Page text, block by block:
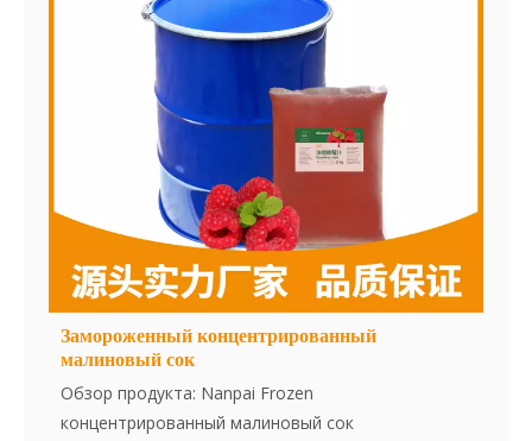
Замороженный концентрированный
малиновый сок
Обзор продукта: Nanpai Frozen
концентрированный малиновый сок